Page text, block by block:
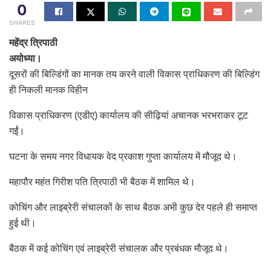
0
SHARES
महेंद्र त्रिपाठी
अयोध्या।
दूसरों की बिल्डिंगों का मानक तय करने वाली विकास प्राधिकरण की बिल्डिंग
ही निकली मानक विहीन
विकास प्राधिकरण (एडीए) कार्यालय की सीढ़ियां अचानक भरभराकर टूट
गईं।
घटना के समय नगर विधायक वेद प्रकाश गुप्ता कार्यालय में मौजूद थे।
महापौर महंत गिरीश पति त्रिपाठी भी बैठक में शामिल थे।
कोचिंग और लाइब्रेरी संचालकों के साथ बैठक अभी कुछ देर पहले ही समाप्त
हुई थी।
बैठक में कई कोचिंग एवं लाइब्रेरी संचालक और प्रबंधक मौजूद थे।